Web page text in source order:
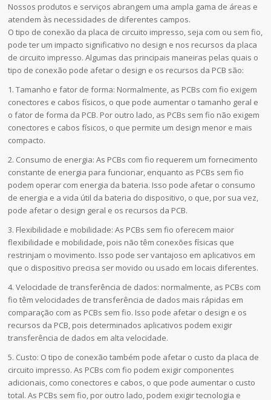
Nossos produtos e serviços abrangem uma ampla gama de áreas e
atendem às necessidades de diferentes campos.
O tipo de conexão da placa de circuito impresso, seja com ou sem fio,
pode ter um impacto significativo no design e nos recursos da placa
de circuito impresso. Algumas das principais maneiras pelas quais o
tipo de conexão pode afetar o design e os recursos da PCB são:
1. Tamanho e fator de forma: Normalmente, as PCBs com fio exigem
conectores e cabos físicos, o que pode aumentar o tamanho geral e
o fator de forma da PCB. Por outro lado, as PCBs sem fio não exigem
conectores e cabos físicos, o que permite um design menor e mais
compacto.
2. Consumo de energia: As PCBs com fio requerem um fornecimento
constante de energia para funcionar, enquanto as PCBs sem fio
podem operar com energia da bateria. Isso pode afetar o consumo
de energia e a vida útil da bateria do dispositivo, o que, por sua vez,
pode afetar o design geral e os recursos da PCB.
3. Flexibilidade e mobilidade: As PCBs sem fio oferecem maior
flexibilidade e mobilidade, pois não têm conexões físicas que
restrinjam o movimento. Isso pode ser vantajoso em aplicativos em
que o dispositivo precisa ser movido ou usado em locais diferentes.
4. Velocidade de transferência de dados: normalmente, as PCBs com
fio têm velocidades de transferência de dados mais rápidas em
comparação com as PCBs sem fio. Isso pode afetar o design e os
recursos da PCB, pois determinados aplicativos podem exigir
transferência de dados em alta velocidade.
5. Custo: O tipo de conexão também pode afetar o custo da placa de
circuito impresso. As PCBs com fio podem exigir componentes
adicionais, como conectores e cabos, o que pode aumentar o custo
total. As PCBs sem fio, por outro lado, podem exigir tecnologia e